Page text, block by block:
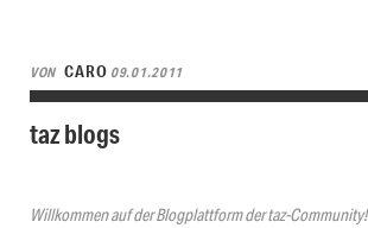
VON CARO 09.01.2011
taz blogs
Willkommen auf der Blogplattform der taz-Community!